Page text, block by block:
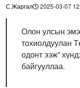
С.Жаргал 2025-03-07
Олон улсын
тохиолдуулан
одонт ээж”
байгууллаа.